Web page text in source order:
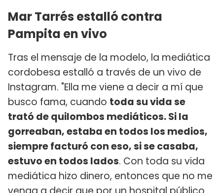
Mar Tarrés estalló contra
Pampita en vivo
Tras el mensaje de la modelo, la mediática
cordobesa estalló a través de un vivo de
Instagram. "Ella me viene a decir a mí que
busco fama, cuando toda su vida se
trató de quilombos mediáticos. Si la
gorreaban, estaba en todos los medios,
siempre facturó con eso, si se casaba,
estuvo en todos lados. Con toda su vida
mediática hizo dinero, entonces que no me